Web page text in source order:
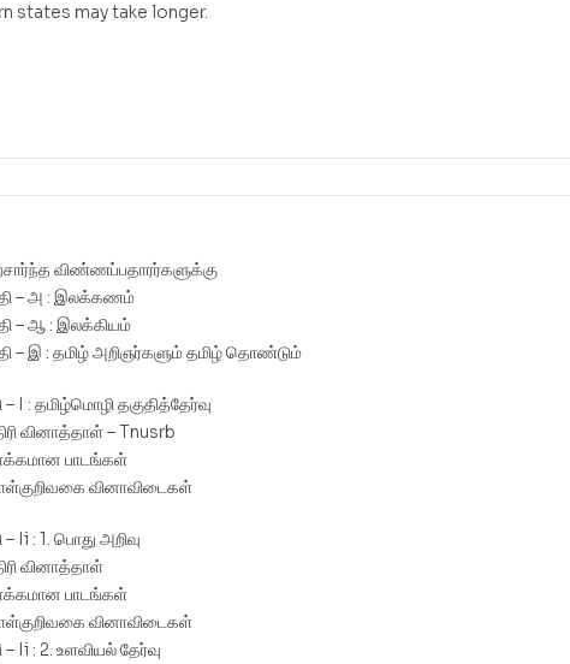
states may take longer.
விண்ணப்பதாரர்களுக்கு
– அ : இலக்கணம்
– ஆ : இலக்கியம்
– இ : தமிழ் அறிஞர்களும் தமிழ் தொண்டும்
– I : தமிழ்மொழி தகுதித்தேர்வு
வினாத்தாள் – Tnusrb
பாடங்கள்
வினாவிடைகள்
– Ii : 1. பொது அறிவு
வினாத்தாள்
பாடங்கள்
வினாவிடைகள்
– Ii : 2. உளவியல் தேர்வு